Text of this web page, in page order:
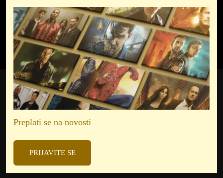
Preplati se na novosti
PRIJAVITE SE